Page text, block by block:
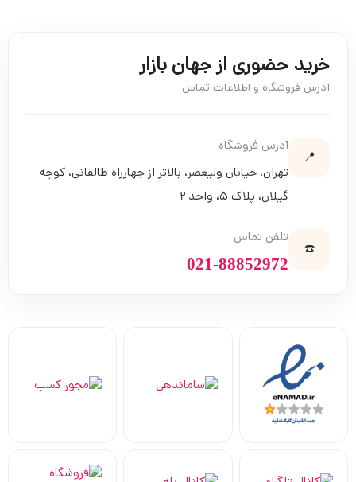
خرید حضوری از جهان بازار
آدرس فروشگاه و اطلاعات تماس
📍
آدرس فروشگاه
تهران، خیابان ولیعصر، بالاتر از چهارراه طالقانی، کوچه
گیلان، پلاک ۵، واحد ۲
☎️
تلفن تماس
021-88852972